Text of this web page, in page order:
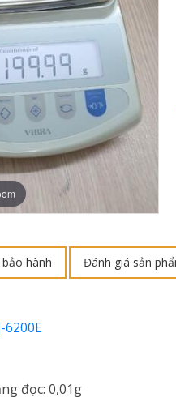
hành Đánh giá sản
6200E
đọc: 0,01g